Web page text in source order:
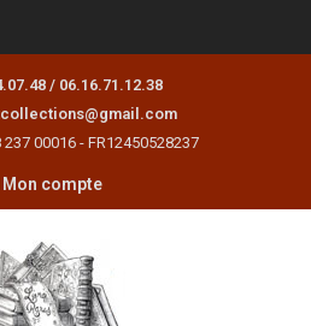
/ 06.16.71.12.38
237 00016 - FR12450528237
Mon compte